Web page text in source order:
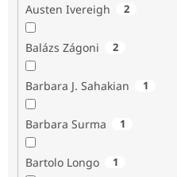
Austen Ivereigh 2
Balázs Zágoni 2
Barbara J. Sahakian 1
Barbara Surma 1
Bartolo Longo 1